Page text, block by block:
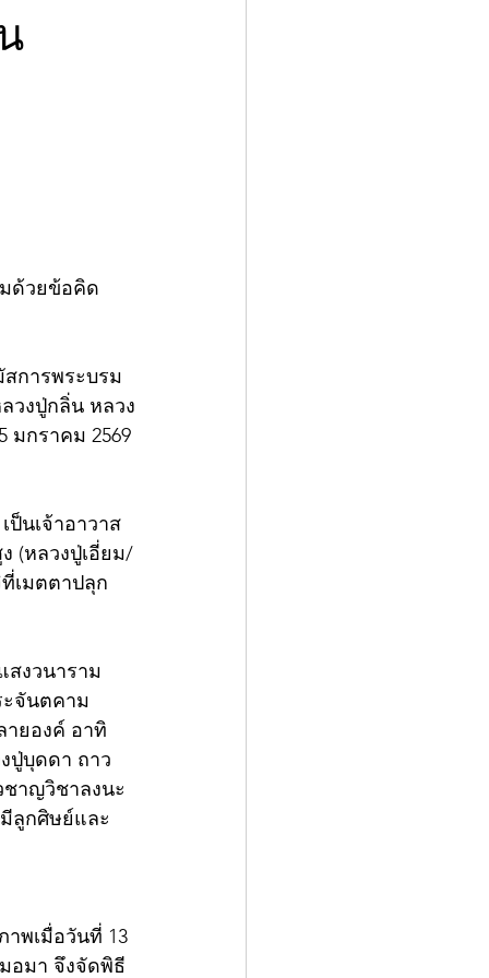
ด้วยข้อคิด
การพระบรม
วงปู่กลิ่น หลวง
มกราคม 2569
นเจ้าอาวาส
(หลวงปู่เอี่ยม/
เมตตาปลุก
สงวนาราม
ะจันตคาม
ายองค์ อาทิ
ปู่บุดดา ถาว
ชาญวิชาลงนะ
ลูกศิษย์และ
พเมื่อวันที่ 13
อมา จึงจัดพิธี